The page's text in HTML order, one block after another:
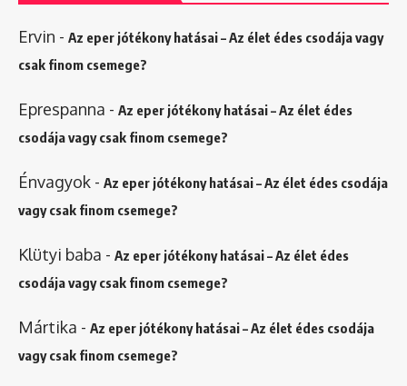
Ervin - Az eper jótékony hatásai – Az élet édes csodája vagy
csak finom csemege?
Eprespanna - Az eper jótékony hatásai – Az élet édes
csodája vagy csak finom csemege?
Énvagyok - Az eper jótékony hatásai – Az élet édes csodája
vagy csak finom csemege?
Klütyi baba - Az eper jótékony hatásai – Az élet édes
csodája vagy csak finom csemege?
Mártika - Az eper jótékony hatásai – Az élet édes csodája
vagy csak finom csemege?